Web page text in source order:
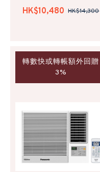
HK$10,480 HK$14,300
轉數快或轉帳額外回贈
3%